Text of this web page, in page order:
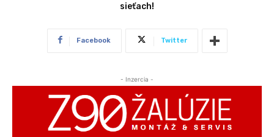
sieťach!
Facebook Twitter
- Inzercia -